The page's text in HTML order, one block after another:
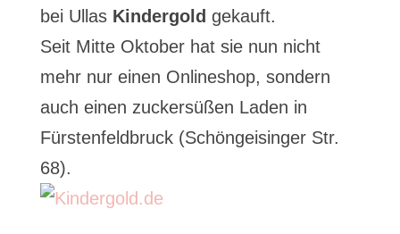
bei Ullas Kindergold gekauft.
Seit Mitte Oktober hat sie nun nicht
mehr nur einen Onlineshop, sondern
auch einen zuckersüßen Laden in
Fürstenfeldbruck (Schöngeisinger Str.
68).